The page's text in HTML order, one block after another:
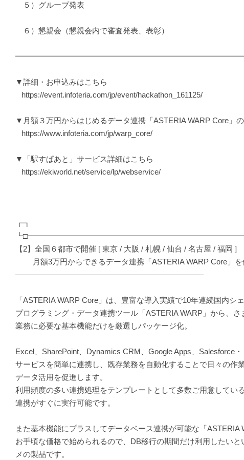
５）グループ発表
６）懇親会（懇親会内で審査発表、表彰）
▼詳細・お申込みはこちら
https://event.infoteria.com/jp/event/hackathon_161125/
▼月額３万円からはじめるデータ連携「ASTERIA WARP Core」
https://www.infoteria.com/jp/warp_core/
▼「駅すぱあと」サービス詳細はこちら
https://ekiworld.net/service/lp/webservice/
┏┓
【2】全国６都市で開催 [ 東京 / 大阪 / 札幌 / 仙台 / 名古屋 / 福岡 ]
月額3万円からできるデータ連携「ASTERIA WARP Core」を
————————————————————————–
「ASTERIA WARP Core」は、豊富な導入実績で10年連続国内シ
プログラミング・データ連携ツール「ASTERIA WARP」から、さ
業務に必要な基本機能だけを厳選しパッケージ化。
Excel、SharePoint、Dynamics CRM、Google Apps、Salesforce
サービスを簡単に連携し、既存業務を自動化することで日々の作
データ活用を促進します。
利用頻度の多い連携処理をテンプレートとして多数ご用意してい
連携がすぐに実行可能です。
また基本機能にプラスしてデータベース連携が可能な「ASTERIA
お手頃な価格で始められるので、DB移行の期間だけ利用したいと
メの製品です。